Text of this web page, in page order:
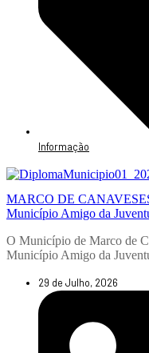
Informação
MARCO DE
Município Amigo da
O Município de Marco de
Município Amigo da
29 de Julho, 2026